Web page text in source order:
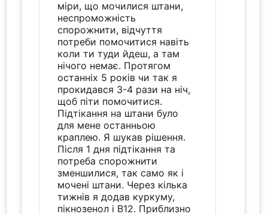
міри, що мочилися штани,
неспроможність
спорожнити, відчуття
потреби помочитися навіть
коли ти туди йдеш, а там
нічого немає. Протягом
останніх 5 років чи так я
прокидався 3-4 рази на ніч,
щоб піти помочитися.
Підтікання на штани було
для мене останньою
краплею. Я шукав рішення.
Після 1 дня підтікання та
потреба спорожнити
зменшилися, так само як і
мочені штани. Через кілька
тижнів я додав куркуму,
пікнозенол і B12. Приблизно